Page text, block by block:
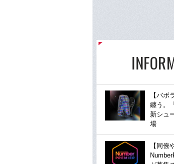
【バボ
纏う。
新シュ
場
【同僚